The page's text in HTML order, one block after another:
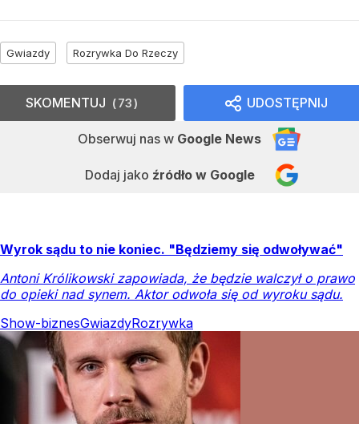
Gwiazdy Rozrywka Do Rzeczy
UDOSTĘPNIJ
Obserwuj nas w Google News
Dodaj jako źródło w Google
SKOMENTUJ 73
Wyrok sądu to nie koniec. "Będziemy się odwoływać"
Antoni Królikowski zapowiada, że będzie walczył o prawo
do opieki nad synem. Aktor odwoła się od wyroku sądu.
Show-biznesGwiazdyRozrywka